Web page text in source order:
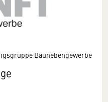
Baunebengewerbe